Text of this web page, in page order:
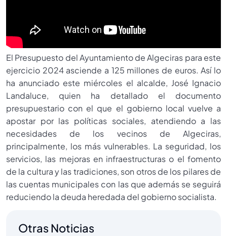
El Presupuesto del Ayuntamiento de Algeciras para este
ejercicio 2024 asciende a 125 millones de euros. Así lo
ha anunciado este miércoles el alcalde, José Ignacio
Landaluce, quien ha detallado el documento
presupuestario con el que el gobierno local vuelve a
apostar por las políticas sociales, atendiendo a las
necesidades de los vecinos de Algeciras,
principalmente, los más vulnerables. La seguridad, los
servicios, las mejoras en infraestructuras o el fomento
de la cultura y las tradiciones, son otros de los pilares de
las cuentas municipales con las que además se seguirá
reduciendo la deuda heredada del gobierno socialista.
Otras Noticias